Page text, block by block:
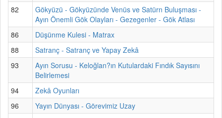
82
Gökyüzü - Gökyüzünde Venüs ve Satürn Buluşması -
Ayın Önemli Gök Olayları - Gezegenler - Gök Atlası
86
Düşünme Kulesi - Matrax
88
Satranç - Satranç ve Yapay Zekâ
93
Ayın Sorusu - Keloğlan?ın Kutulardaki Fındık Sayısını
Belirlemesi
94
Zekâ Oyunları
96
Yayın Dünyası - Görevimiz Uzay